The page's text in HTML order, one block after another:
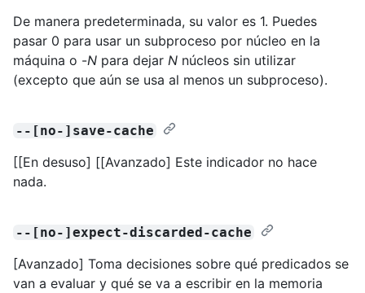
De manera predeterminada, su valor es 1. Puedes
pasar 0 para usar un subproceso por núcleo en la
máquina o -N para dejar N núcleos sin utilizar
(excepto que aún se usa al menos un subproceso).
--[no-]save-cache
[[En desuso] [[Avanzado] Este indicador no hace
nada.
--[no-]expect-discarded-cache
[Avanzado] Toma decisiones sobre qué predicados se
van a evaluar y qué se va a escribir en la memoria